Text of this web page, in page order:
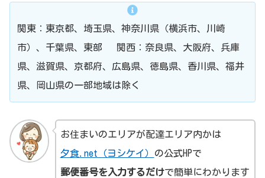
関東：東京都、埼玉県、神奈川県（横浜市、川崎
市）、千葉県、東部 関西：奈良県、大阪府、兵庫
県、滋賀県、京都府、広島県、徳島県、香川県、福井
県、岡山県の一部地域は除く
お住まいのエリアが配達エリア内かは
夕食.net（ヨシケイ） の公式HPで
郵便番号を入力するだけで簡単にわかります